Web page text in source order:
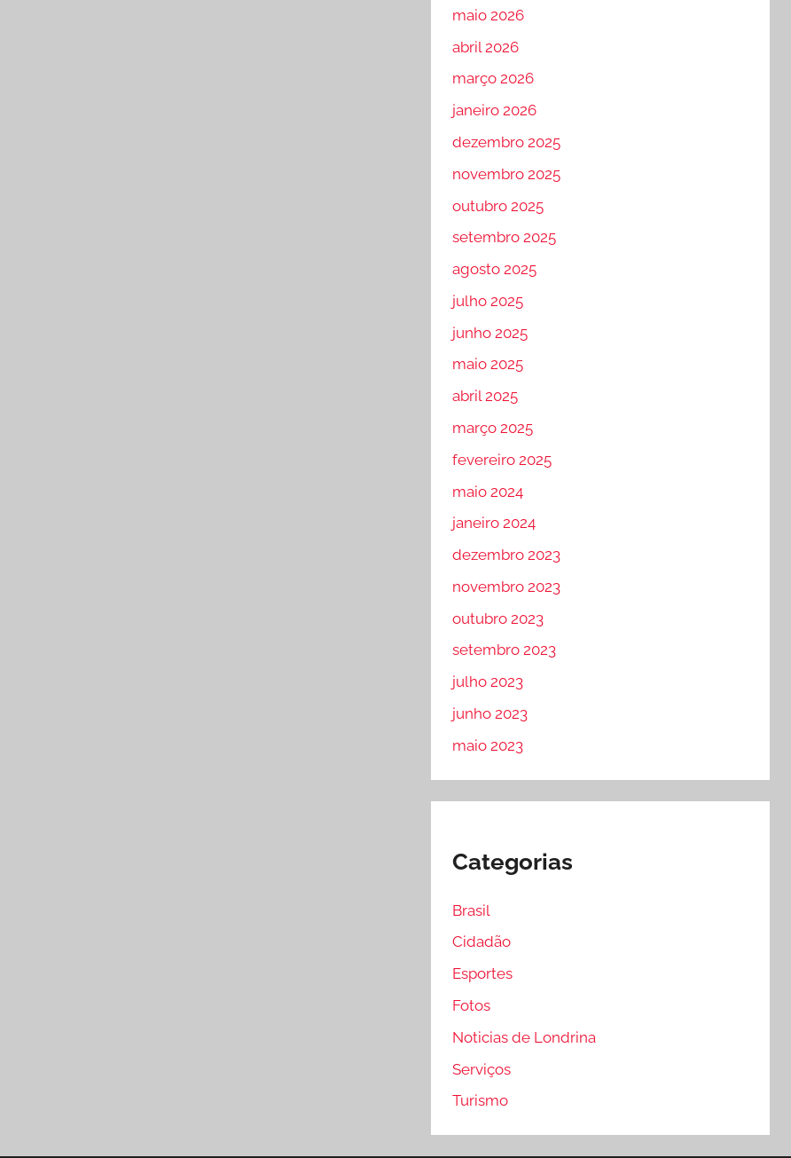
maio 2026
abril 2026
março 2026
janeiro 2026
dezembro 2025
novembro 2025
outubro 2025
setembro 2025
agosto 2025
julho 2025
junho 2025
maio 2025
abril 2025
março 2025
fevereiro 2025
maio 2024
janeiro 2024
dezembro 2023
novembro 2023
outubro 2023
setembro 2023
julho 2023
junho 2023
maio 2023
Categorias
Brasil
Cidadão
Esportes
Fotos
Noticias de Londrina
Serviços
Turismo